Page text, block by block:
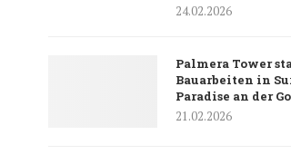
24.02.2026
Palmera Tower
Bauarbeiten in
Paradise an der
21.02.2026